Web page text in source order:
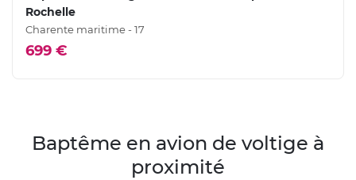
Rochelle
Charente maritime - 17
699 €
Baptême en avion de voltige à
proximité